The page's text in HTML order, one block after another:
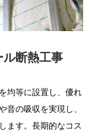
ル断熱工事
均等に設置し、優れ
音の吸収を実現し、
ます。長期的なコス